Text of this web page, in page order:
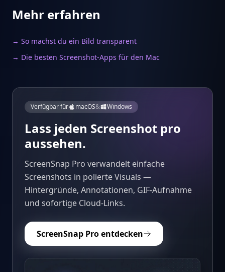
Mehr erfahren
→ So machst du ein Bild transparent
→ Die besten Screenshot-Apps für den Mac
Verfügbar für macOS& Windows
Lass jeden Screenshot pro
aussehen.
ScreenSnap Pro verwandelt einfache
Screenshots in polierte Visuals —
Hintergründe, Annotationen, GIF-Aufnahme
und sofortige Cloud-Links.
ScreenSnap Pro entdecken